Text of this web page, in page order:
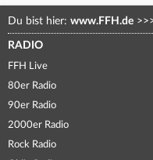
Du bist hier: www.FFH.de
RADIO
FFH Live
80er Radio
90er Radio
2000er Radio
Rock Radio